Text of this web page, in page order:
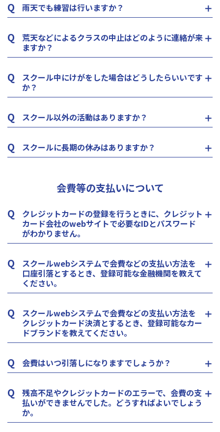
Q 雨天でも練習は行いますか？
Q
荒天などによるクラスの中止はどのように連絡が来
ますか？
Q
スクール中にけがをした場合はどうしたらいいです
か？
Q スクール以外の活動はありますか？
Q スクールに長期の休みはありますか？
会費等の支払いについて
Q
クレジットカードの登録を行うときに、クレジット
カード会社のwebサイトで必要なIDとパスワード
がわかりません。
Q
スクールwebシステムで会費などの支払い方法を
口座引落とするとき、登録可能な金融機関を教えて
ください。
Q
スクールwebシステムで会費などの支払い方法を
クレジットカード決済とするとき、登録可能なカー
ドブランドを教えてください。
Q 会費はいつ引落しになりますでしょうか？
Q
残高不足やクレジットカードのエラーで、会費の支
払いができませんでした。どうすればよいでしょう
か。